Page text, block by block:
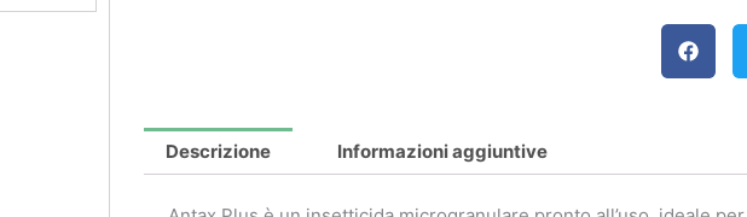
Descrizione Informazioni aggiuntive